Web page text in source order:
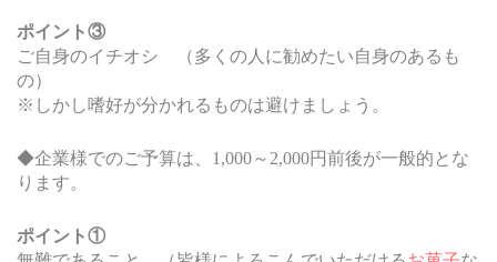
ポイント③
ご自身のイチオシ （多くの人に勧めたい自身のあるも
の）
※しかし嗜好が分かれるものは避けましょう。
◆企業様でのご予算は、1,000～2,000円前後が一般的とな
ります。
ポイント①